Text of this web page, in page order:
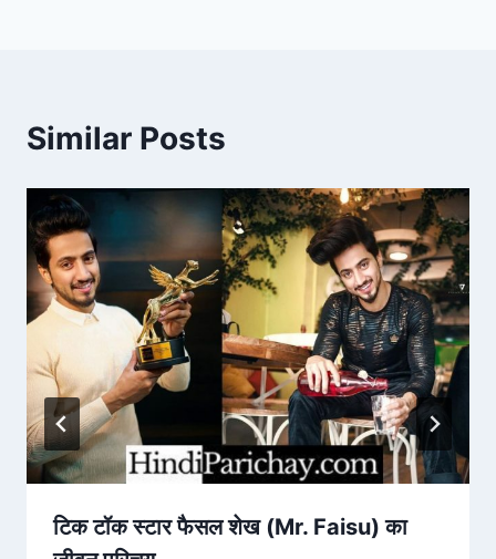
Similar Posts
टिक टॉक स्टार फैसल शेख (Mr. Faisu) का